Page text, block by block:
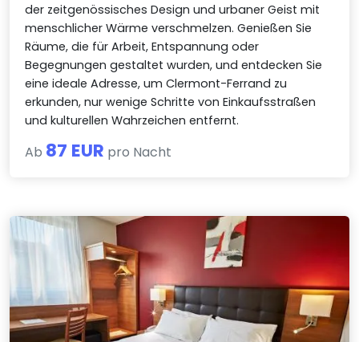
der zeitgenössisches Design und urbaner Geist mit
menschlicher Wärme verschmelzen. Genießen Sie
Räume, die für Arbeit, Entspannung oder
Begegnungen gestaltet wurden, und entdecken Sie
eine ideale Adresse, um Clermont-Ferrand zu
erkunden, nur wenige Schritte von Einkaufsstraßen
und kulturellen Wahrzeichen entfernt.
Ab 87 EUR pro Nacht